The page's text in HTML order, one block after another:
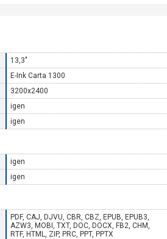
13,3"
E-Ink Carta 1300
3200x2400
igen
igen
igen
igen
PDF, CAJ, DJVU, CBR, CBZ, EPUB, EPUB3,
AZW3, MOBI, TXT, DOC, DOCX, FB2, CHM,
RTF, HTML, ZIP, PRC, PPT, PPTX